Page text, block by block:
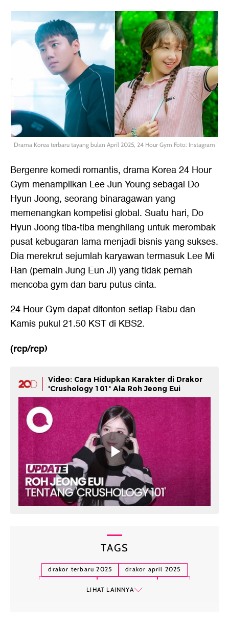
Drama Korea terbaru tayang bulan April 2025, 24 Hour Gym Foto: Instagram
Bergenre komedi romantis, drama Korea 24 Hour
Gym menampilkan Lee Jun Young sebagai Do
Hyun Joong, seorang binaragawan yang
memenangkan kompetisi global. Suatu hari, Do
Hyun Joong tiba-tiba menghilang untuk merombak
pusat kebugaran lama menjadi bisnis yang sukses.
Dia merekrut sejumlah karyawan termasuk Lee Mi
Ran (pemain Jung Eun Ji) yang tidak pernah
mencoba gym dan baru putus cinta.
24 Hour Gym dapat ditonton setiap Rabu dan
Kamis pukul 21.50 KST di KBS2.
(rcp/rcp)
Video: Cara Hidupkan Karakter di Drakor
'Crushology 101' Ala Roh Jeong Eui
TAGS
drakor terbaru 2025
drakor april 2025
LIHAT LAINNYA